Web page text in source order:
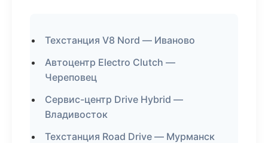
Техстанция V8 Nord — Иваново
Автоцентр Electro Clutch —
Череповец
Сервис-центр Drive Hybrid —
Владивосток
Техстанция Road Drive — Мурманск